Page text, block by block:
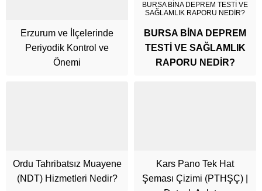
Erzurum ve İlçelerinde
Periyodik Kontrol ve
Önemi
BURSA BİNA DEPREM TESTİ VE
SAĞLAMLIK RAPORU NEDİR?
BURSA BİNA DEPREM
TESTİ VE SAĞLAMLIK
RAPORU NEDİR?
Ordu Tahribatsız Muayene
(NDT) Hizmetleri Nedir?
Kars Pano Tek Hat
Şeması Çizimi (PTHŞÇ) |